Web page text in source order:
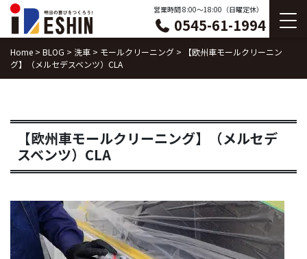
Skip
content
営業時間 8:00〜18:00（日曜定休）
0545-61-1994
Home > BLOG > 洗車 > モールクリーニング >
【欧州車モールクリーニン
グ】（メルセデスベンツ）CLA
【欧州車モールクリーニング】（メルセデ
スベンツ）CLA